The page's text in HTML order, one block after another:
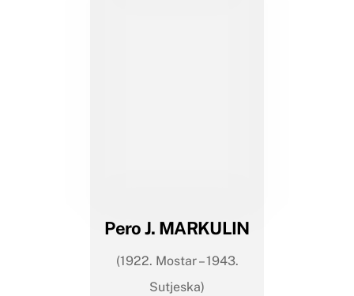
Pero J. MARKULIN
(1922. Mostar – 1943.
Sutjeska)